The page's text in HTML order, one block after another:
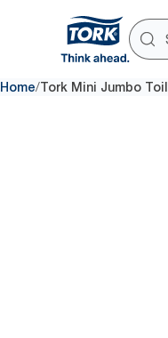
Home/Tork Mini Jumbo